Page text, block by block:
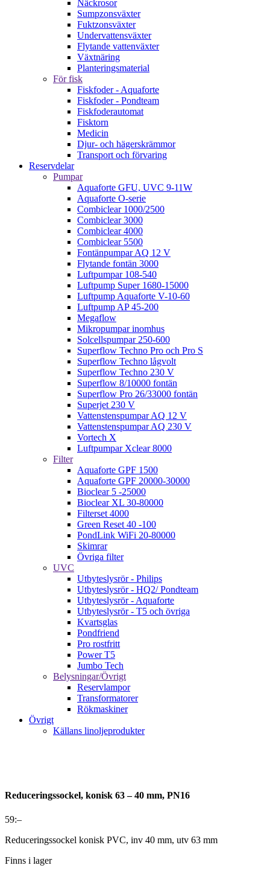
Näckrosor
Sumpzonsväxter
Fuktzonsväxter
Undervattensväxter
Flytande vattenväxter
Växtnäring
Planteringsmaterial
För fisk
Fiskfoder - Aquaforte
Fiskfoder - Pondteam
Fiskfoderautomat
Fisktorn
Medicin
Djur- och hägerskrämmor
Transport och förvaring
Reservdelar
Pumpar
Aquaforte GFU, UVC 9-11W
Aquaforte O-serie
Combiclear 1000/2500
Combiclear 3000
Combiclear 4000
Combiclear 5500
Fontänpumpar AQ 12 V
Flytande fontän 3000
Luftpumpar 108-540
Luftpump Super 1680-15000
Luftpump Aquaforte V-10-60
Luftpump AP 45-200
Megaflow
Mikropumpar inomhus
Solcellspumpar 250-600
Superflow Techno Pro och Pro S
Superflow Techno lågvolt
Superflow Techno 230 V
Superflow 8/10000 fontän
Superflow Pro 26/33000 fontän
Superjet 230 V
Vattenstenspumpar AQ 12 V
Vattenstenspumpar AQ 230 V
Vortech X
Luftpumpar Xclear 8000
Filter
Aquaforte GPF 1500
Aquaforte GPF 20000-30000
Bioclear 5 -25000
Bioclear XL 30-80000
Filterset 4000
Green Reset 40 -100
PondLink WiFi 20-80000
Skimrar
Övriga filter
UVC
Utbyteslysrör - Philips
Utbyteslysrör - HQ2/ Pondteam
Utbyteslysrör - Aquaforte
Utbyteslysrör - T5 och övriga
Kvartsglas
Pondfriend
Pro rostfritt
Power T5
Jumbo Tech
Belysningar/Övrigt
Reservlampor
Transformatorer
Rökmaskiner
Övrigt
Källans linoljeprodukter
Reduceringssockel, konisk 63 – 40 mm, PN16
59:–
Reduceringssockel konisk PVC, inv 40 mm, utv 63 mm
Finns i lager